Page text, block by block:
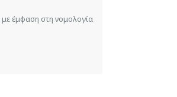
με έμφαση στη νομολογία